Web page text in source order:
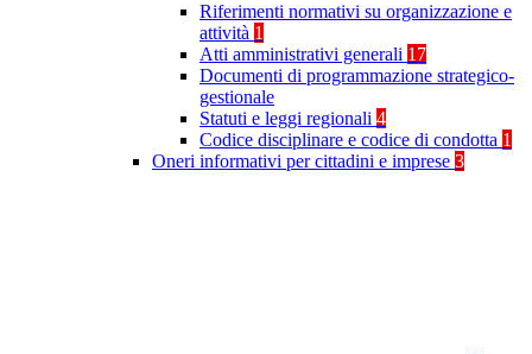
Riferimenti normativi su organizzazione e
attività 1
Atti amministrativi generali 17
Documenti di programmazione strategico-
gestionale
Statuti e leggi regionali 4
Codice disciplinare e codice di condotta 1
Oneri informativi per cittadini e imprese 3